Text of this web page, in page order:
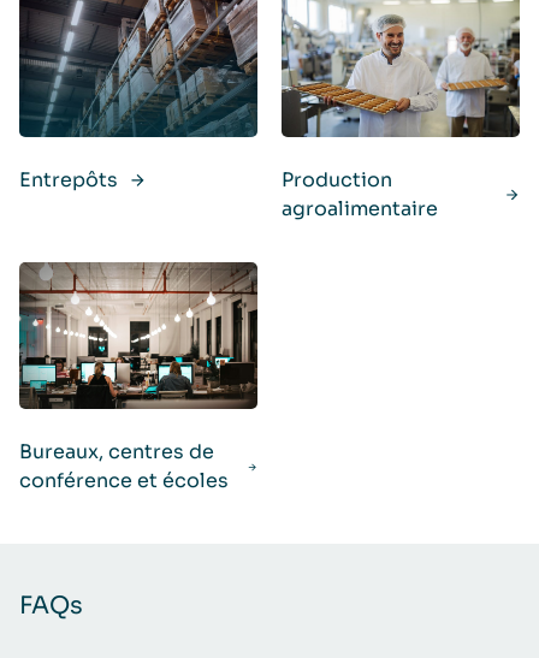
Entrepôts
Production
agroalimentaire
Bureaux, centres de
conférence et écoles
FAQs